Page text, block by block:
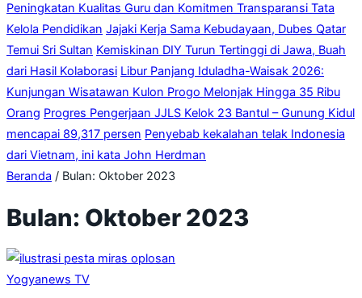
Peningkatan Kualitas Guru dan Komitmen Transparansi Tata
Kelola Pendidikan Jajaki Kerja Sama Kebudayaan, Dubes Qatar
Temui Sri Sultan Kemiskinan DIY Turun Tertinggi di Jawa, Buah
dari Hasil Kolaborasi Libur Panjang Iduladha-Waisak 2026:
Kunjungan Wisatawan Kulon Progo Melonjak Hingga 35 Ribu
Orang Progres Pengerjaan JJLS Kelok 23 Bantul – Gunung Kidul
mencapai 89,317 persen Penyebab kekalahan telak Indonesia
dari Vietnam, ini kata John Herdman
Beranda / Bulan: Oktober 2023
Bulan: Oktober 2023
Yogyanews TV